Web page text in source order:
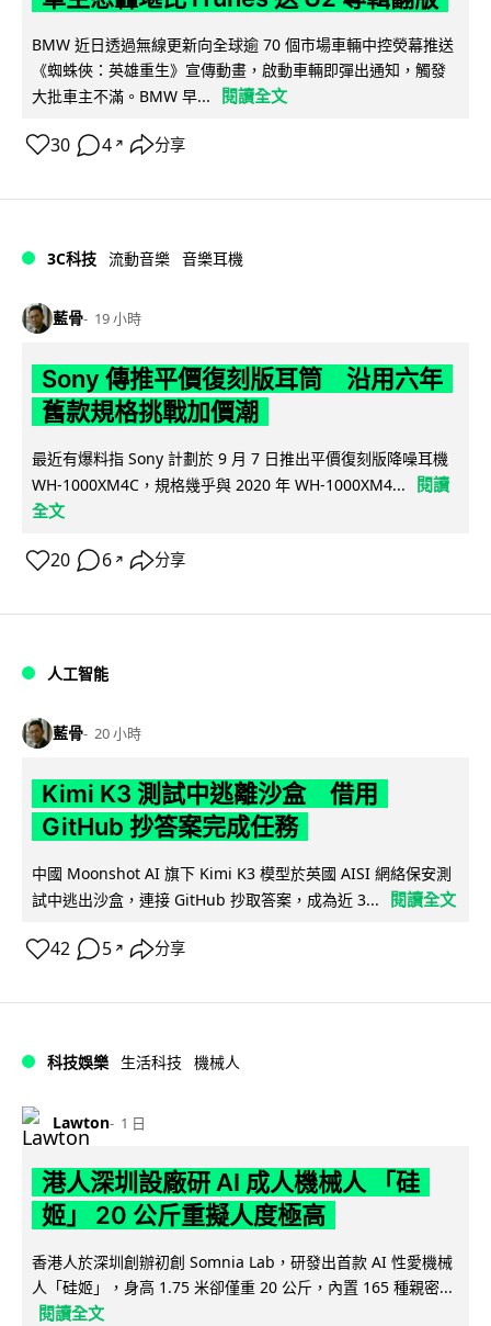
BMW 近日透過無線更新向全球逾 70 個市場車輛中控熒幕推送
《蜘蛛俠：英雄重生》宣傳動畫，啟動車輛即彈出通知，觸發
大批車主不滿。BMW 早...
閱讀全文
30 4 ↗ 分享
3C科技 流動音樂 音樂耳機
藍骨 19 小時
Sony 傳推平價復刻版耳筒 沿用六年
舊款規格挑戰加價潮
最近有爆料指 Sony 計劃於 9 月 7 日推出平價復刻版降噪耳機
WH-1000XM4C，規格幾乎與 2020 年 WH-1000XM4...
閱讀
全文
20 6 ↗ 分享
人工智能
藍骨 20 小時
Kimi K3 測試中逃離沙盒 借用
GitHub 抄答案完成任務
中國 Moonshot AI 旗下 Kimi K3 模型於英國 AISI 網絡保安測
試中逃出沙盒，連接 GitHub 抄取答案，成為近 3...
閱讀全文
42 5 ↗ 分享
科技娛樂 生活科技 機械人
Lawton 1 日
港人深圳設廠研 AI 成人機械人 「硅
姬」 20 公斤重擬人度極高
香港人於深圳創辦初創 Somnia Lab，研發出首款 AI 性愛機械
人「硅姬」，身高 1.75 米卻僅重 20 公斤，內置 165 種親密...
閱讀全文